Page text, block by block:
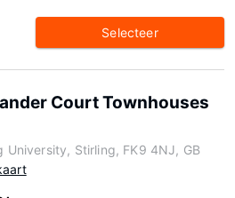
Selecteer
Court Townhouses
University, Stirling, FK9 4NJ, GB